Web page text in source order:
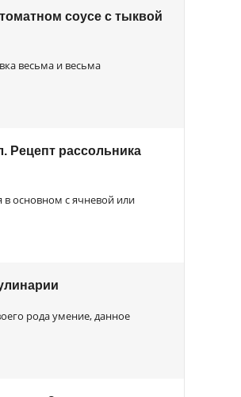
соусе с тыквой
весьма и весьма
Рецепт рассольника
в основном с ячневой или
рода умение, данное